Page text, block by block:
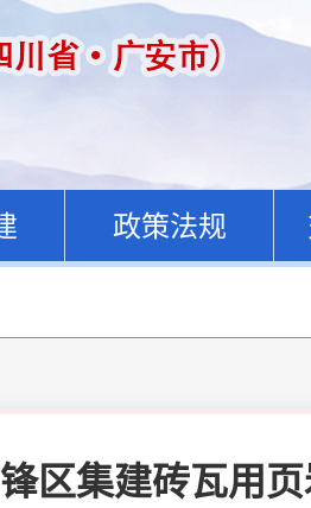
政策法规
区集建砖瓦用